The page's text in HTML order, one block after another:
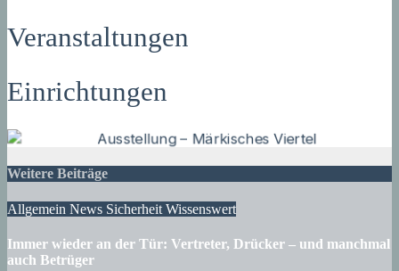
Veranstaltungen
Einrichtungen
Weitere Beiträge
Allgemein News Sicherheit Wissenswert
Immer wieder an der Tür: Vertreter, Drücker – und manchmal
auch Betrüger